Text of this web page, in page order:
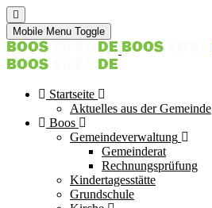
Mobile Menu Toggle
Startseite
Aktuelles aus der Gemeinde
Boos
Gemeindeverwaltung
Gemeinderat
Rechnungsprüfung
Kindertagesstätte
Grundschule